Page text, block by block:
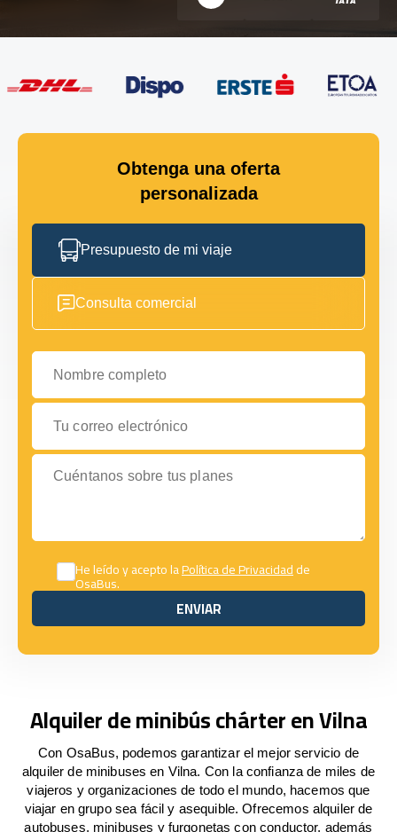
Obtenga una oferta
personalizada
Presupuesto de mi viaje
Consulta comercial
Nombre completo
Tu correo electrónico
Cuéntanos sobre tus planes
He leído y acepto laPolítica de Privacidadde
OsaBus.
ENVIAR
ENVIAR
Alquiler de minibús chárter en Vilna
Con OsaBus, podemos garantizar el mejor servicio de
alquiler de minibuses en Vilna. Con la confianza de miles de
viajeros y organizaciones de todo el mundo, hacemos que
viajar en grupo sea fácil y asequible. Ofrecemos alquiler de
autobuses, minibuses y furgonetas con conductor, además